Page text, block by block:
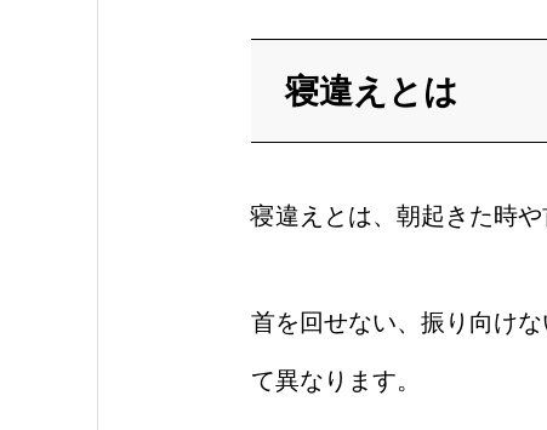
寝違えとは
寝違えとは、朝起きた時
首を回せない、振り向け
て異なります。